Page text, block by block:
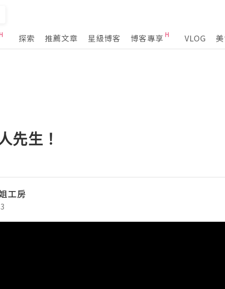
探索 推薦文章 星級博客 博客專享 VLOG
先生！
工房